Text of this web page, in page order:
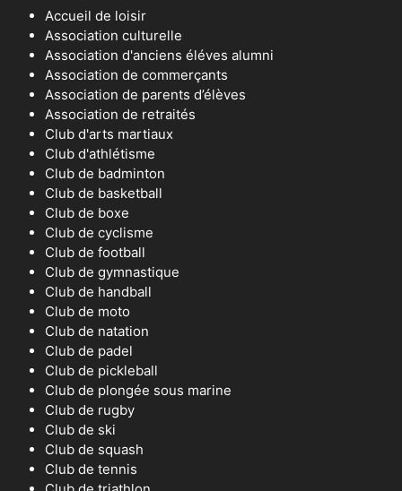
Accueil de loisir
Association culturelle
Association d'anciens éléves alumni
Association de commerçants
Association de parents d’élèves
Association de retraités
Club d'arts martiaux
Club d'athlétisme
Club de badminton
Club de basketball
Club de boxe
Club de cyclisme
Club de football
Club de gymnastique
Club de handball
Club de moto
Club de natation
Club de padel
Club de pickleball
Club de plongée sous marine
Club de rugby
Club de ski
Club de squash
Club de tennis